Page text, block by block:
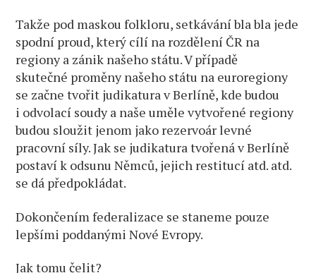
Takže pod maskou folkloru, setkávání bla bla jede
spodní proud, který cílí na rozdělení ČR na
regiony a zánik našeho státu. V případě
skutečné proměny našeho státu na euroregiony
se začne tvořit judikatura v Berlíně, kde budou
i odvolací soudy a naše uměle vytvořené regiony
budou sloužit jenom jako rezervoár levné
pracovní síly. Jak se judikatura tvořená v Berlíně
postaví k odsunu Němců, jejich restitucí atd. atd.
se dá předpokládat.
Dokončením federalizace se staneme pouze
lepšími poddanými Nové Evropy.
Jak tomu čelit?